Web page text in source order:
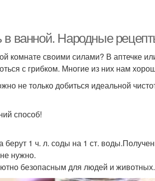
в ванной. Народные
комнате своими силами? В аптечке
с грибком. Многие из них нам
не только добиться идеальной
способ!
берут 1 ч. л. соды на 1 ст.
нужно.
безопасным для людей и